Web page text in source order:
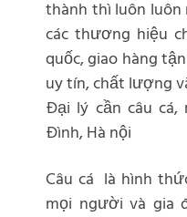
thành thì luôn
các thương hiệu
quốc, giao hàng
uy tín, chất lượng
Đại lý cần câu cá,
Đình, Hà nội
Câu cá là hình
mọi người và gia